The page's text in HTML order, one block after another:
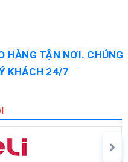
HÀNG TẬN NƠI. CHÚNG
KHÁCH 24/7